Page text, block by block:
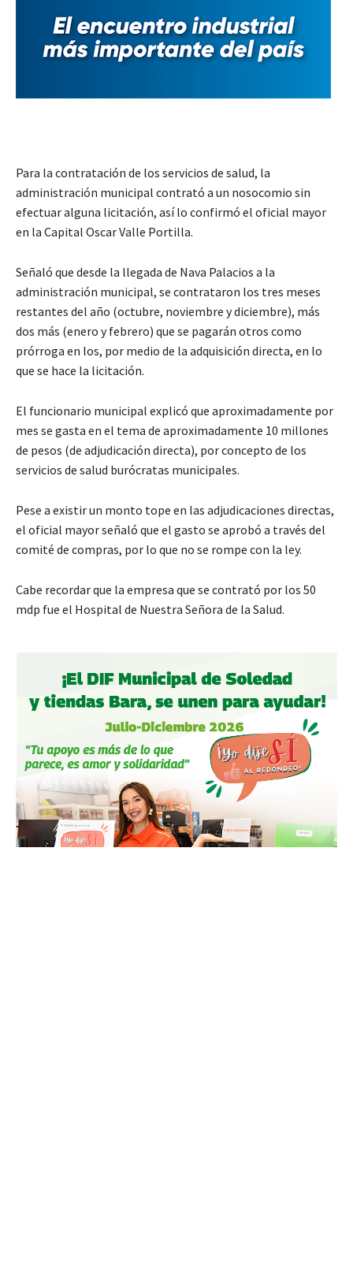
Para la contratación de los servicios de salud, la
administración municipal contrató a un nosocomio sin
efectuar alguna licitación, así lo confirmó el oficial mayor
en la Capital Oscar Valle Portilla.
Señaló que desde la llegada de Nava Palacios a la
administración municipal, se contrataron los tres meses
restantes del año (octubre, noviembre y diciembre), más
dos más (enero y febrero) que se pagarán otros como
prórroga en los, por medio de la adquisición directa, en lo
que se hace la licitación.
El funcionario municipal explicó que aproximadamente por
mes se gasta en el tema de aproximadamente 10 millones
de pesos (de adjudicación directa), por concepto de los
servicios de salud burócratas municipales.
Pese a existir un monto tope en las adjudicaciones directas,
el oficial mayor señaló que el gasto se aprobó a través del
comité de compras, por lo que no se rompe con la ley.
Cabe recordar que la empresa que se contrató por los 50
mdp fue el Hospital de Nuestra Señora de la Salud.